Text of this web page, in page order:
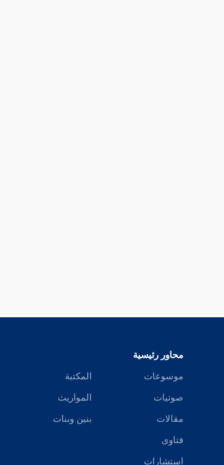
محاور رئيسية
موسوعات
صوتيات
مقالات
فتاوى
استشارات
المكتبة
المواريث
بنين وبنات